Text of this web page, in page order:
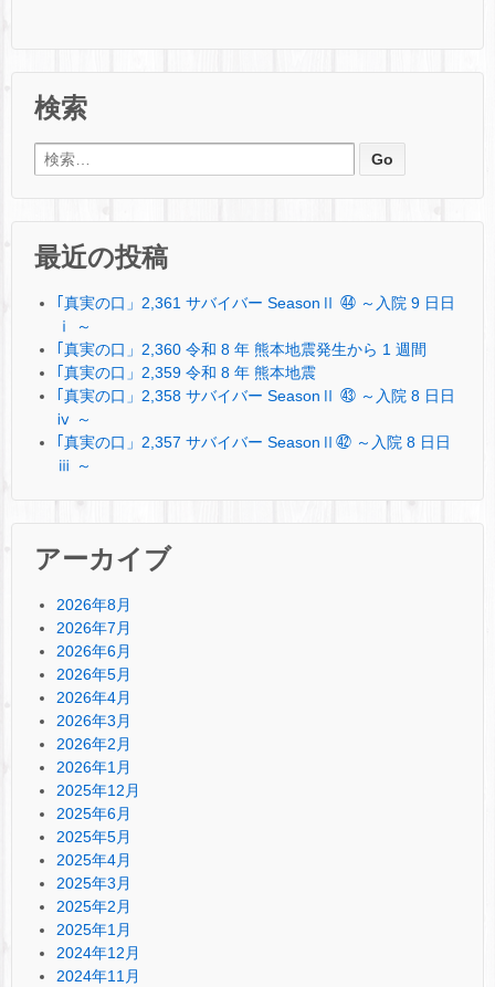
検索
検索:
最近の投稿
｢真実の口」2,361 サバイバー SeasonⅡ ㊹ ～入院 9 日日
ⅰ ～
｢真実の口」2,360 令和 8 年 熊本地震発生から 1 週間
｢真実の口」2,359 令和 8 年 熊本地震
｢真実の口」2,358 サバイバー SeasonⅡ ㊸ ～入院 8 日日
ⅳ ～
｢真実の口」2,357 サバイバー SeasonⅡ㊷ ～入院 8 日日
ⅲ ～
アーカイブ
2026年8月
2026年7月
2026年6月
2026年5月
2026年4月
2026年3月
2026年2月
2026年1月
2025年12月
2025年6月
2025年5月
2025年4月
2025年3月
2025年2月
2025年1月
2024年12月
2024年11月